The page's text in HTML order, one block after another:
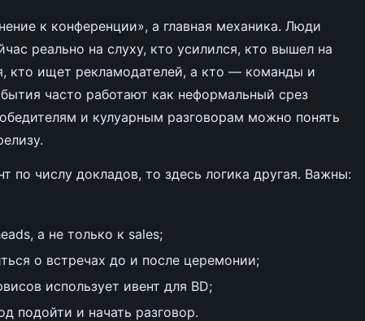
к конференции», а главная механика. Люди
реально на слуху, кто усилился, кто вышел на
кто ищет рекламодателей, а кто — команды и
часто работают как неформальный срез
и кулуарным разговорам можно понять
по числу докладов, то здесь логика другая. Важны:
а не только к sales;
о встречах до и после церемонии;
использует ивент для BD;
подойти и начать разговор.